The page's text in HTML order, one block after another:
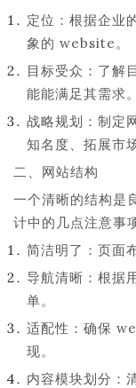
定位：根据企业
象的 website。
目标受众：了解
能能满足其需求。
战略规划：制定
知名度、拓展市
二、网站结构
一个清晰的结构是
计中的几点注意事
简洁明了：页面
导航清晰：根据
单。
适配性：确保
现。
内容模块划分：